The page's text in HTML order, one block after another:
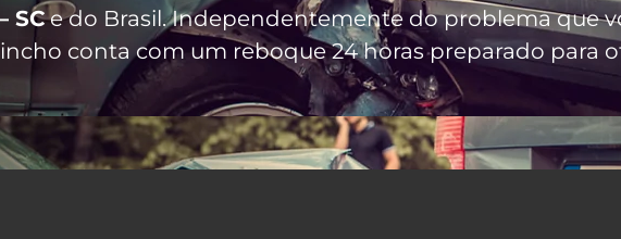
SCe do Brasil. Independentemente do problema que
conta com um reboque 24 horas preparado para